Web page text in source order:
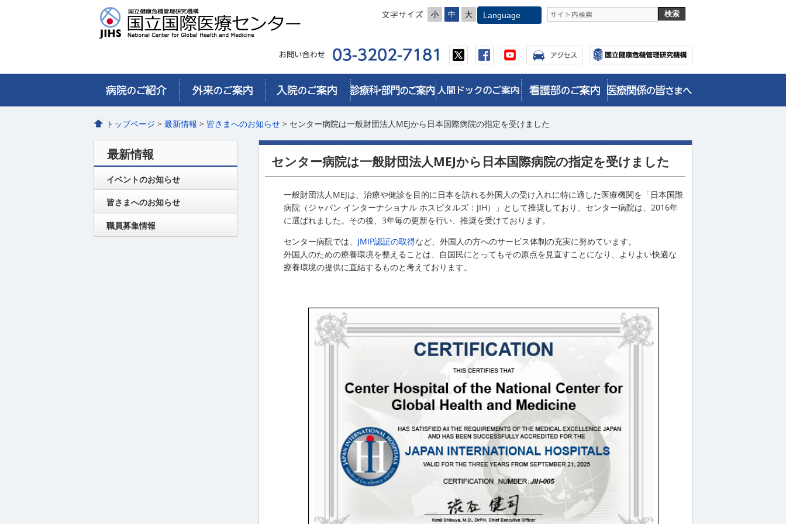
小 中 大
トップページ >最新情報 > 皆さまへのお知らせ > センター病院は一般財団法人MEJから日本国際病院の指定を受けました
センター病院は一般財団法人MEJから日本国際病院の指定を受けました
一般財団法人MEJは、治療や健診を目的に日本を訪れる外国人の受け入れに特に適した医療機関を「日本国際
病院（ジャパン インターナショナル ホスピタルズ： JIH）」として推奨しており、センター病院は、2016年
に選ばれました。その後、3年毎の更新を行い、推奨を受けております。
センター病院では、 JMIP認証の取得など、外国人の方へのサービス体制の充実に努めています。
外国人のための療養環境を整えることは、自国民にとってもその原点を見直すことになり、よりよい快適な
療養環境の提供に直結するものと考えております。
最新情報
イベントのお知らせ
皆さまへのお知らせ
職員募集情報